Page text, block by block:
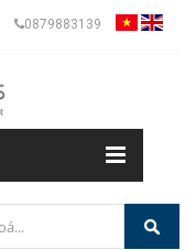
0879883139